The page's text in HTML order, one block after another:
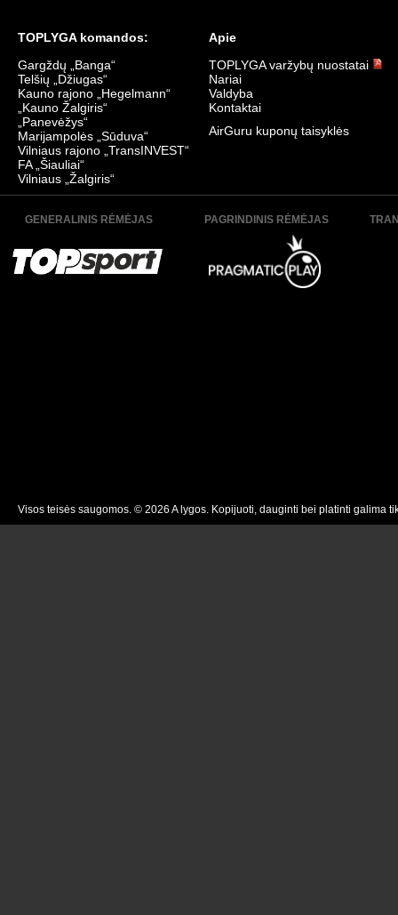
TOPLYGA komandos:
Gargždų „Banga“
Telšių „Džiugas“
Kauno rajono „Hegelmann“
„Kauno Žalgiris“
„Panevėžys“
Marijampolės „Sūduva“
Vilniaus rajono „TransINVEST“
FA „Šiauliai“
Vilniaus „Žalgiris“
Apie
TOPLYGA varžybų nuostatai
Nariai
Valdyba
Kontaktai
AirGuru kuponų taisyklės
GENERALINIS RĖMĖJAS PAGRINDINIS RĖMĖJAS
Visos teisės saugomos. © 2026 A lygos. Kopijuoti, dauginti bei platinti galima